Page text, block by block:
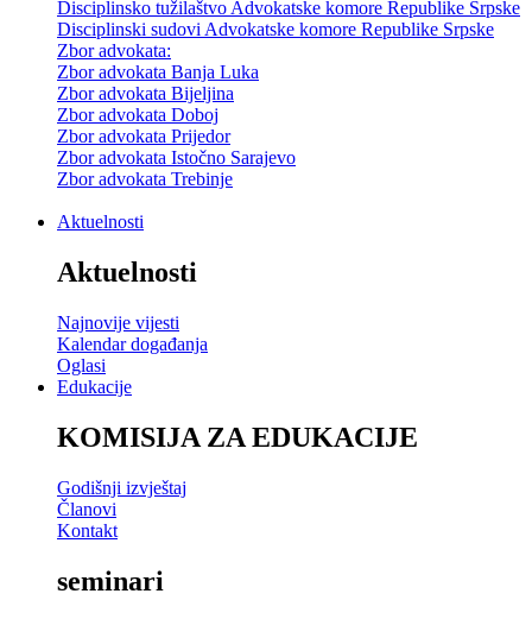
Disciplinsko tužilaštvo Advokatske komore Republike Srpske
Disciplinski sudovi Advokatske komore Republike Srpske
Zbor advokata:
Zbor advokata Banja Luka
Zbor advokata Bijeljina
Zbor advokata Doboj
Zbor advokata Prijedor
Zbor advokata Istočno Sarajevo
Zbor advokata Trebinje
Aktuelnosti
Aktuelnosti
Najnovije vijesti
Kalendar događanja
Oglasi
Edukacije
KOMISIJA ZA EDUKACIJE
Godišnji izvještaj
Članovi
Kontakt
seminari